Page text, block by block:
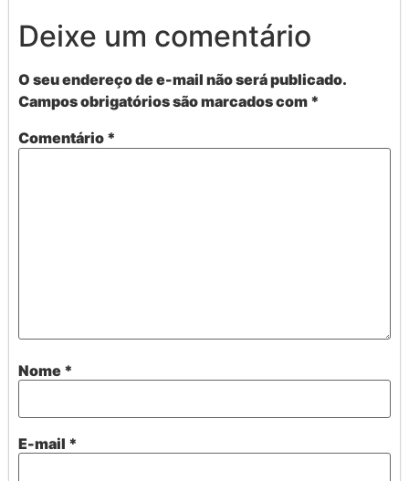
Deixe um comentário
O seu endereço de e-mail não será publicado.
Campos obrigatórios são marcados com *
Comentário *
Nome *
E-mail *